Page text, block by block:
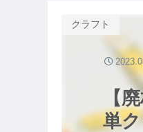
【
単
クラフト